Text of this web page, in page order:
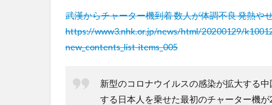
武漢からチャーター機到着 数人が体調不良 発熱や
https://www3.nhk.or.jp/news/html/20200129/
new_contents_list-items_005
新型のコロナウイルスの感染が拡大する
する日本人を乗せた最初のチャーター機